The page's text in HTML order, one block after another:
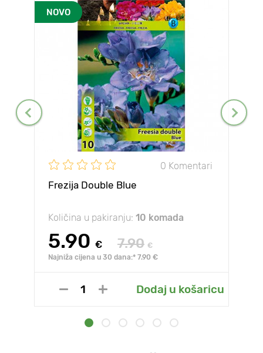
NOVO
0 Komentari
Frezija Double Blue
Količina u pakiranju: 10 komada
5.90 € 7.90 €
Najniža cijena u 30 dana:* 7.90 €
Dodaj u košaricu